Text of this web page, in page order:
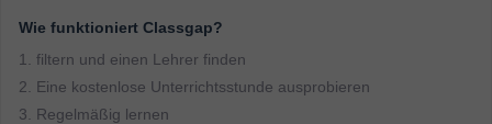
Wie funktioniert Classgap?
1. filtern und einen Lehrer finden
2. Eine kostenlose Unterrichtsstunde ausprobieren
3. Regelmäßig lernen